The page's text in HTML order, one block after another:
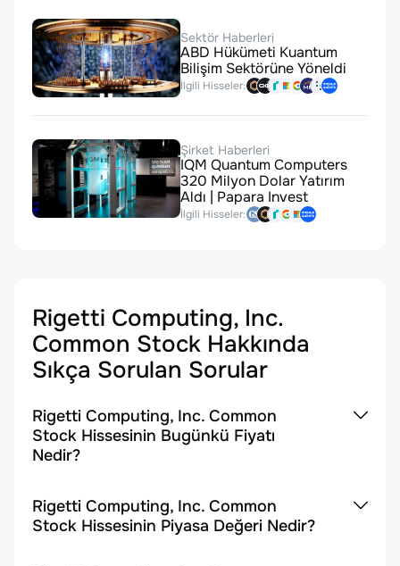
Sektör Haberleri
ABD Hükümeti Kuantum
Bilişim Sektörüne Yöneldi
İlgili Hisseler:
Şirket Haberleri
IQM Quantum Computers
320 Milyon Dolar Yatırım
Aldı | Papara Invest
İlgili Hisseler:
Rigetti Computing, Inc.
Common Stock Hakkında
Sıkça Sorulan Sorular
Rigetti Computing, Inc. Common
Stock Hissesinin Bugünkü Fiyatı
Nedir?
Rigetti Computing, Inc. Common
Stock Hissesinin Piyasa Değeri Nedir?